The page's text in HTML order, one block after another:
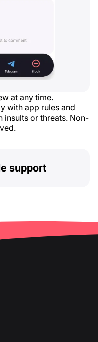
at any time.
with app rules and
insults or threats. Non-
support